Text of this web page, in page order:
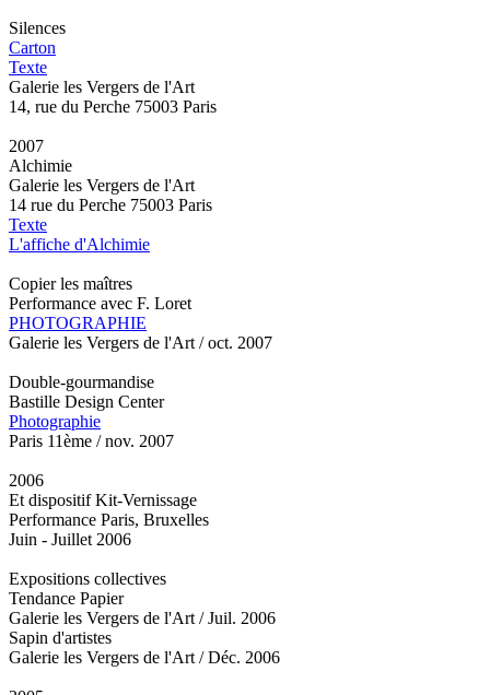
Silences
Carton
Texte
Galerie les Vergers de l'Art
14, rue du Perche 75003 Paris
2007
Alchimie
Galerie les Vergers de l'Art
14 rue du Perche 75003 Paris
Texte
L'affiche d'Alchimie
Copier les maîtres
Performance avec F. Loret
PHOTOGRAPHIE
Galerie les Vergers de l'Art / oct. 2007
Double-gourmandise
Bastille Design Center
Photographie
Paris 11ème / nov. 2007
2006
Et dispositif Kit-Vernissage
Performance Paris, Bruxelles
Juin - Juillet 2006
Expositions collectives
Tendance Papier
Galerie les Vergers de l'Art / Juil. 2006
Sapin d'artistes
Galerie les Vergers de l'Art / Déc. 2006